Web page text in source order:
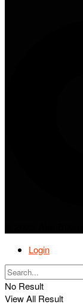
Login
No Result
View All Result